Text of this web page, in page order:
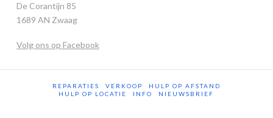
De Corantijn 85
1689 AN Zwaag
Volg ons op Facebook
REPARATIES VERKOOP
HULP OP AFSTAND
HULP OP LOCATIE
INFO NIEUWSBRIEF